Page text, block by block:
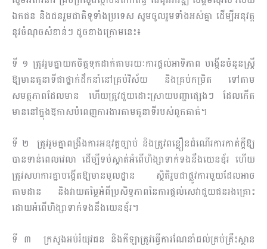
ឯកជន និងជនរួមជាតិទូទាំងប្រទេស សូមចូលរួមទាំងអស់គ្នា ដើម្បីអនុវត្ត
នូវចំណុចសំខាន់ៗ ដូចខាងក្រោមនេះ៖
ទី ១ ត្រូវរួមគ្នាយកចិត្តទុកដាក់តាមរយៈការផ្តល់ឤទិភាព បង្កើនចំនួនស្ត្រី
ឱ្យមានតួនាទីជាថ្នាក់ដឹកនាំនៅគ្រប់វិស័យ និងគ្រប់កម្រិត ទៅតាម
សមត្ថភាពដែលមាន ហើយត្រូវជួយដោះស្រាយបញ្ហាផ្សេងៗ ដែលកើត
មាននៅក្នុងឱកាសបំពេញការងារតាមតួនាទីរបស់ពួកគាត់។
ទី ២ ត្រូវរួមគ្នាពង្រឹងការអនុវត្តច្បាប់ និងត្រូវពន្លឿនដំណើរការកាត់ក្តីឱ្យ
បានទាន់ពេលវេលា ដើម្បីទប់ស្កាត់អំពើហិង្សាទាក់ទងនឹងយេនឌ័រ ហើយ
ត្រូវសហការគ្នាបង្កើតឱ្យមានមូលដ្ឋាន ស្ថិតិរួមជាផ្លូវការមួយដែលឤច
តាមដាន និងវាយតម្លៃអំពីប្រសិទ្ធភាពនៃការផ្តល់សេវាជួយជនរងគ្រោះ
ដោយអំពើហិង្សាទាក់ទងនឹងយេនឌ័រ។
ទី ៣ ក្រសួងអប់រំយុវជន និងកីឡាត្រូវធ្វើការណែនាំដល់គ្រប់គ្រឹះស្ថាន